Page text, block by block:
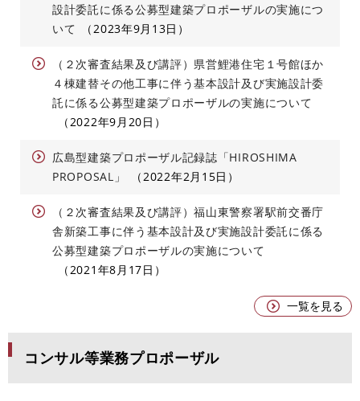
設計委託に係る公募型建築プロポーザルの実施につ
いて
2023年9月13日
（２次審査結果及び講評）県営鯉港住宅１号館ほか
４棟建替その他工事に伴う基本設計及び実施設計委
託に係る公募型建築プロポーザルの実施について
2022年9月20日
広島型建築プロポーザル記録誌「HIROSHIMA
PROPOSAL」
2022年2月15日
（２次審査結果及び講評）福山東警察署駅前交番庁
舎新築工事に伴う基本設計及び実施設計委託に係る
公募型建築プロポーザルの実施について
2021年8月17日
一覧を見る
コンサル等業務プロポーザル